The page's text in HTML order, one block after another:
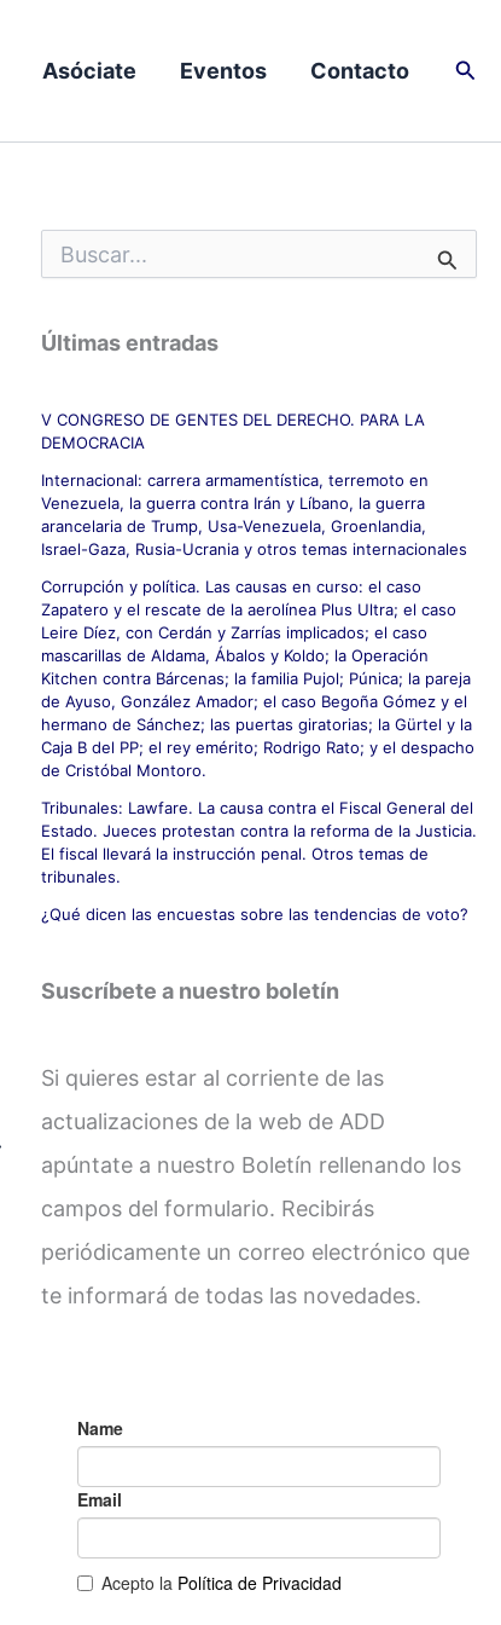
Asóciate Eventos Contacto
u
c
a
o
r
:
Últimas entradas
V CONGRESO DE GENTES DEL DERECHO. PARA LA
DEMOCRACIA
Internacional: carrera armamentística, terremoto en
Venezuela, la guerra contra Irán y Líbano, la guerra
arancelaria de Trump, Usa-Venezuela, Groenlandia,
Israel-Gaza, Rusia-Ucrania y otros temas internacionales
Corrupción y política. Las causas en curso: el caso
Zapatero y el rescate de la aerolínea Plus Ultra; el caso
Leire Díez, con Cerdán y Zarrías implicados; el caso
mascarillas de Aldama, Ábalos y Koldo; la Operación
Kitchen contra Bárcenas; la familia Pujol; Púnica; la pareja
de Ayuso, González Amador; el caso Begoña Gómez y el
hermano de Sánchez; las puertas giratorias; la Gürtel y la
Caja B del PP; el rey emérito; Rodrigo Rato; y el despacho
de Cristóbal Montoro.
Tribunales: Lawfare. La causa contra el Fiscal General del
Estado. Jueces protestan contra la reforma de la Justicia.
El fiscal llevará la instrucción penal. Otros temas de
tribunales.
¿Qué dicen las encuestas sobre las tendencias de voto?
Suscríbete a nuestro boletín
Si quieres estar al corriente de las
actualizaciones de la web de ADD
apúntate a nuestro Boletín rellenando los
campos del formulario. Recibirás
periódicamente un correo electrónico que
te informará de todas las novedades.